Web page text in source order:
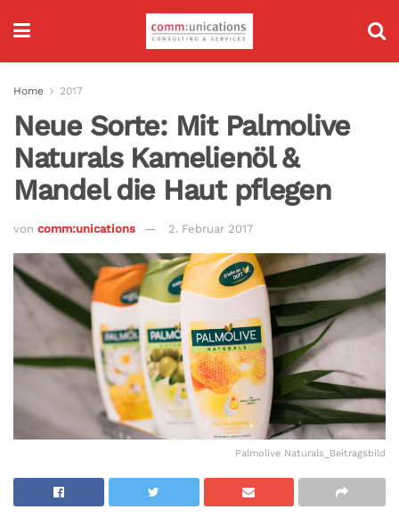
Home 2017
Neue Sorte: Mit Palmolive
Naturals Kamelienöl &
Mandel die Haut pflegen
von comm:unications 2. Februar 2017
Palmolive Naturals_Beitragsbild